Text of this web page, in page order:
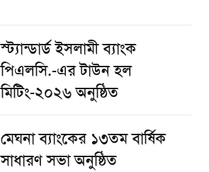
স্ট্যান্ডার্ড ইসলামী ব্যাংক
পিএলসি.-এর টাউন হল
মিটিং-২০২৬ অনুষ্ঠিত
মেঘনা ব্যাংকের ১৩তম বার্ষিক
সাধারণ সভা অনুষ্ঠিত